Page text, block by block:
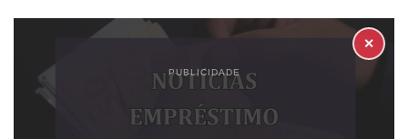
PUBLICIDADE
✕